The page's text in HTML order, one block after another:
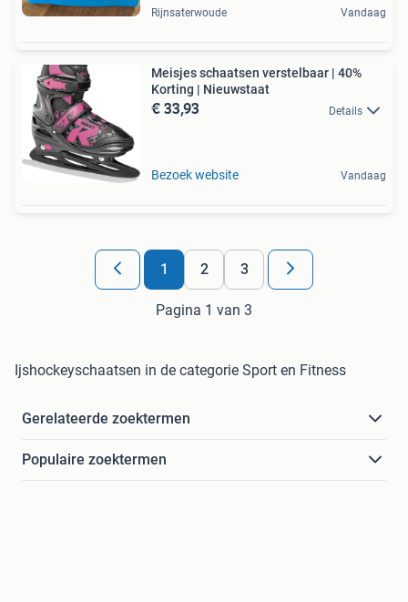
Rijnsaterwoude Vandaag
Meisjes schaatsen verstelbaar | 40%
Korting | Nieuwstaat
€ 33,93 Details
Bezoek website Vandaag
1 2 3
Pagina 1 van 3
Ijshockeyschaatsen in de categorie Sport en Fitness
Gerelateerde zoektermen
Populaire zoektermen